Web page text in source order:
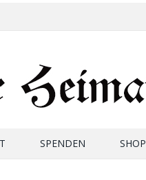
SPENDEN SHOP